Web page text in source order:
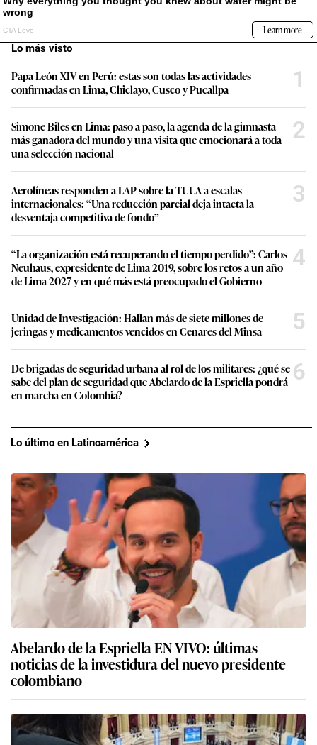
Lo más visto
Papa León XIV en Perú: estas son todas las actividades
confirmadas en Lima, Chiclayo, Cusco y Pucallpa
1
Simone Biles en Lima: paso a paso, la agenda de la gimnasta
más ganadora del mundo y una visita que emocionará a toda
una selección nacional
2
Aerolíneas responden a LAP sobre la TUUA a escalas
internacionales: “Una reducción parcial deja intacta la
desventaja competitiva de fondo”
3
“La organización está recuperando el tiempo perdido”: Carlos
Neuhaus, expresidente de Lima 2019, sobre los retos a un año
de Lima 2027 y en qué más está preocupado el Gobierno
4
Unidad de Investigación: Hallan más de siete millones de
jeringas y medicamentos vencidos en Cenares del Minsa
5
De brigadas de seguridad urbana al rol de los militares: ¿qué se
sabe del plan de seguridad que Abelardo de la Espriella pondrá
en marcha en Colombia?
6
Lo último en Latinoamérica
Abelardo de la Espriella EN VIVO: últimas
noticias de la investidura del nuevo presidente
colombiano